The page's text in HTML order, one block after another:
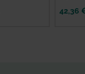
42,36